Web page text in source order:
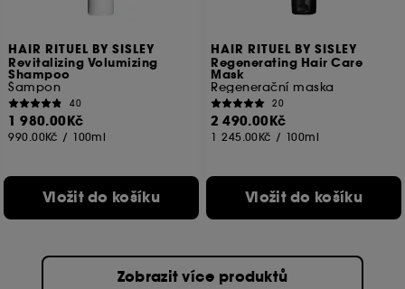
HAIR RITUEL BY SISLEY
Revitalizing Volumizing
Shampoo
Šampon
40
1 980.00Kč
990.00Kč / 100ml
Vložit do košíku
HAIR RITUEL BY SISLEY
Regenerating Hair Care
Mask
Regenerační maska
20
2 490.00Kč
1 245.00Kč / 100ml
Vložit do košíku
Zobrazit více produktů